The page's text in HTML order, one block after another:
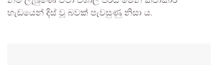
හැඩයෙන් දිස් වූ බවක් පැවසුණු නිසා ය.